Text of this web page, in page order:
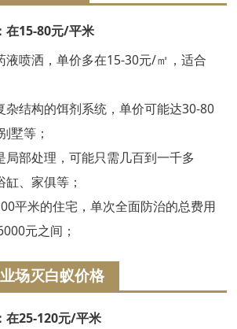
在15-80元/平米
液喷洒，单价多在15-30元/㎡，适合
杂结构的饵剂系统，单价可能达30-80
墅等；
局部处理，可能只需几百到一千多
、家俱等；
平米的住宅，单次全面防治的总费用
元之间；
场灭白蚁价格
在25-120元/平米